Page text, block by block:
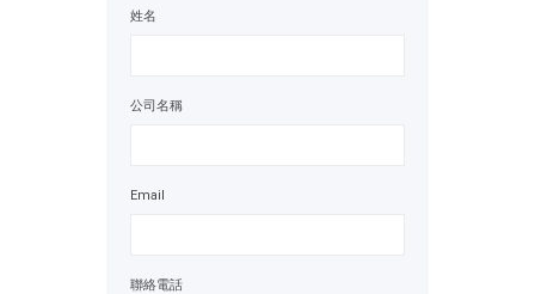
姓名
公司名稱
Email
聯絡電話